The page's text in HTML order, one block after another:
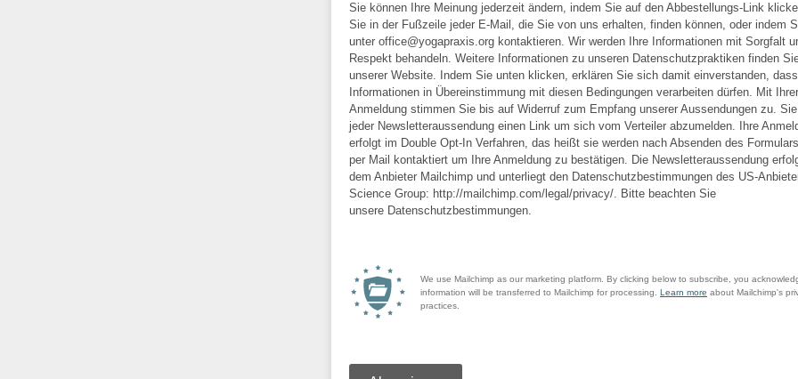
Sie können Ihre Meinung jederzeit ändern, indem Sie auf den Abbestellungs-Link
Sie in der Fußzeile jeder E-Mail, die Sie von uns erhalten, finden können, oder indem
unter office@yogapraxis.org kontaktieren. Wir werden Ihre Informationen mit Sorgfalt
Respekt behandeln. Weitere Informationen zu unseren Datenschutzpraktiken finden
unserer Website. Indem Sie unten klicken, erklären Sie sich damit einverstanden,
Informationen in Übereinstimmung mit diesen Bedingungen verarbeiten dürfen. Mit Ihrer
Anmeldung stimmen Sie bis auf Widerruf zum Empfang unserer Aussendungen zu.
jeder Newsletteraussendung einen Link um sich vom Verteiler abzumelden. Ihre
erfolgt im Double Opt-In Verfahren, das heißt sie werden nach Absenden des
per Mail kontaktiert um Ihre Anmeldung zu bestätigen. Die Newsletteraussendung
dem Anbieter Mailchimp und unterliegt den Datenschutzbestimmungen des US-
Science Group: http://mailchimp.com/legal/privacy/. Bitte beachten Sie
unsere Datenschutzbestimmungen.
We use Mailchimp as our marketing platform. By clicking below to subscribe, you
information will be transferred to Mailchimp for processing. Learn more about Mailchimp's
practices.